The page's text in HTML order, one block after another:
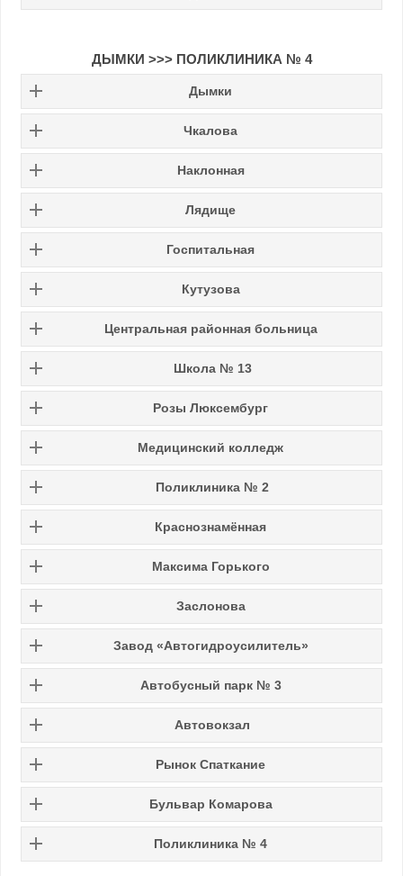
ДЫМКИ >>> ПОЛИКЛИНИКА № 4
Дымки
Чкалова
Наклонная
Лядище
Госпитальная
Кутузова
Центральная районная больница
Школа № 13
Розы Люксембург
Медицинский колледж
Поликлиника № 2
Краснознамённая
Максима Горького
Заслонова
Завод «Автогидроусилитель»
Автобусный парк № 3
Автовокзал
Рынок Спаткание
Бульвар Комарова
Поликлиника № 4